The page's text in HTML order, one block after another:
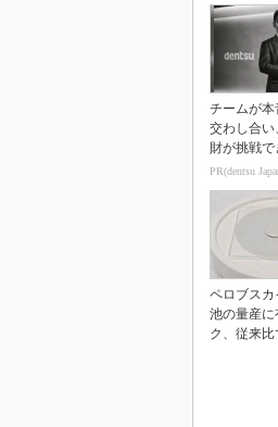
チームが本
交わし合い
財が挑戦
PR(dentsu
ペロブス
池の量産に
ク、従来比